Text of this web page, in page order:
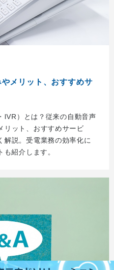
メリット、おすすめサ
IVR）とは？従来の自動音声
リット、おすすめサービ
解説。受電業務の効率化に
紹介します。